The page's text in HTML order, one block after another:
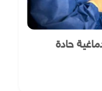
حادة